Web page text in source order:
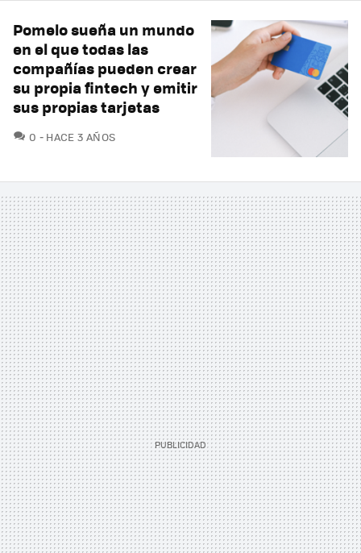
Pomelo sueña un mundo
en el que todas las
compañías pueden crear
su propia fintech y emitir
sus propias tarjetas
0 COMENTARIOS
HACE 3 AÑOS